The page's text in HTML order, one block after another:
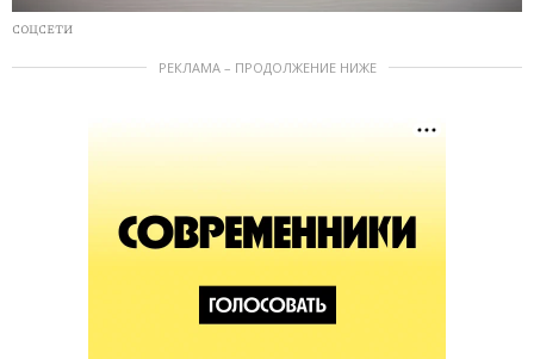
СОЦСЕТИ
РЕКЛАМА – ПРОДОЛЖЕНИЕ НИЖЕ